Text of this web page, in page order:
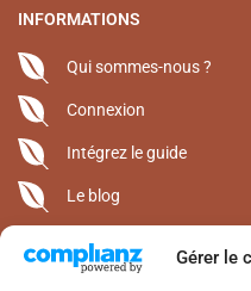
Gérer le
INFORMATIONS
Qui sommes-nous ?
Connexion
Intégrez le guide
Le blog
CONTACT